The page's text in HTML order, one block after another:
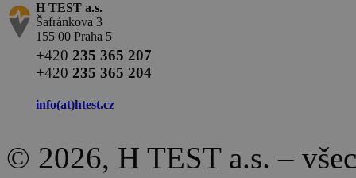
H TEST a.s.
Šafránkova 3
155 00 Praha 5
+420 235 365 207
+420 235 365 204
info(at)htest.cz
© 2026, H TEST a.s. –